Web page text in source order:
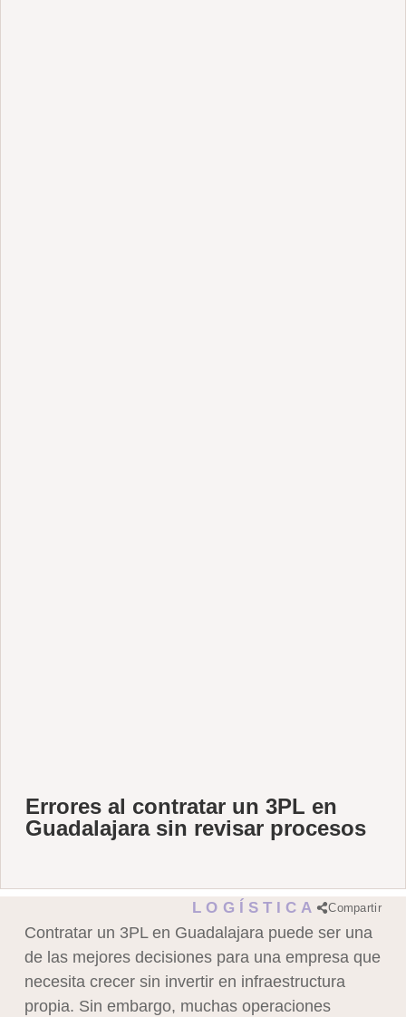
Errores al contratar un 3PL en
Guadalajara sin revisar procesos
Compartir
LOGÍSTICA
Contratar un 3PL en Guadalajara puede ser una
de las mejores decisiones para una empresa que
necesita crecer sin invertir en infraestructura
propia. Sin embargo, muchas operaciones